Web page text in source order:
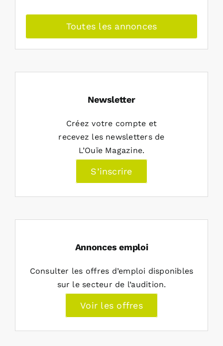
Toutes les annonces
Newsletter
Créez votre compte et
recevez les newsletters de
L’Ouïe Magazine.
S’inscrire
Annonces emploi
Consulter les offres d’emploi disponibles
sur le secteur de l’audition.
Voir les offres